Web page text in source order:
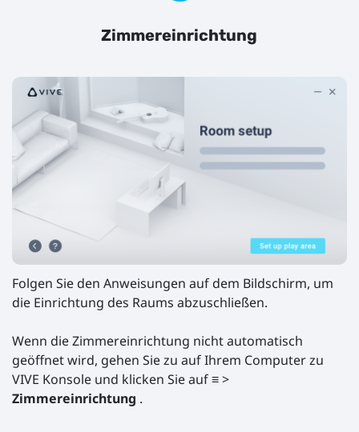
Zimmereinrichtung
Folgen Sie den Anweisungen auf dem Bildschirm, um
die Einrichtung des Raums abzuschließen.
Wenn die Zimmereinrichtung nicht automatisch
geöffnet wird, gehen Sie zu auf Ihrem Computer zu
VIVE Konsole und klicken Sie auf ≡ >
Zimmereinrichtung .